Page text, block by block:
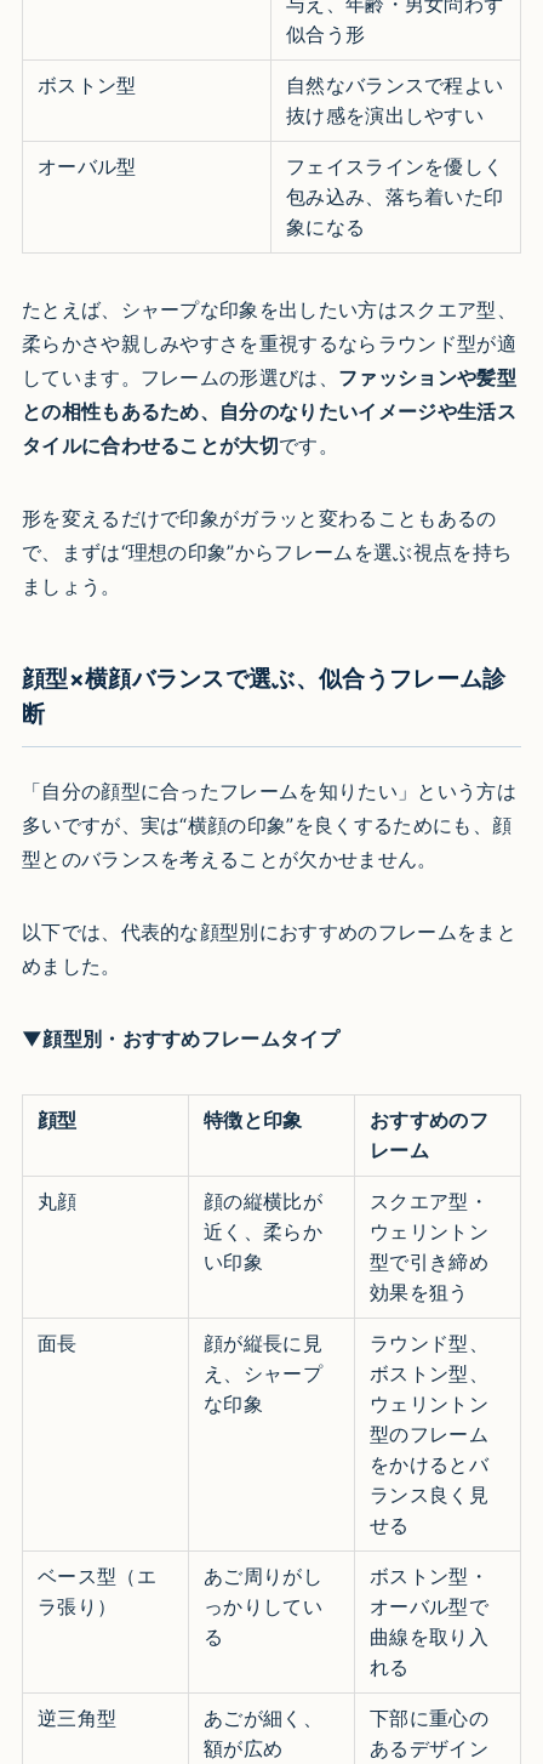
似合う形
ボストン型
自然なバランスで程よい
抜け感を演出しやすい
オーバル型
フェイスラインを優しく
包み込み、落ち着いた印
象になる
たとえば、シャープな印象を出したい方はスクエア型、
柔らかさや親しみやすさを重視するならラウンド型が適
しています。フレームの形選びは、 ファッションや髪型
との相性もあるため、自分のなりたいイメージや生活ス
タイルに合わせることが大切です。
形を変えるだけで印象がガラッと変わることもあるの
で、まずは“理想の印象”からフレームを選ぶ視点を持ち
ましょう。
顔型×横顔バランスで選ぶ、似合うフレーム診
断
「自分の顔型に合ったフレームを知りたい」という方は
多いですが、実は“横顔の印象”を良くするためにも、顔
型とのバランスを考えることが欠かせません。
以下では、代表的な顔型別におすすめのフレームをまと
めました。
▼顔型別・おすすめフレームタイプ
顔型 特徴と印象
おすすめのフ
レーム
丸顔
顔の縦横比が
近く、柔らか
い印象
スクエア型・
ウェリントン
型で引き締め
効果を狙う
面長
顔が縦長に見
え、シャープ
な印象
ラウンド型、
ボストン型、
ウェリントン
型のフレーム
をかけるとバ
ランス良く見
せる
ベース型（エ
ラ張り）
あご周りがし
っかりしてい
る
ボストン型・
オーバル型で
曲線を取り入
れる
逆三角型
あごが細く、
額が広め
下部に重心の
あるデザイン